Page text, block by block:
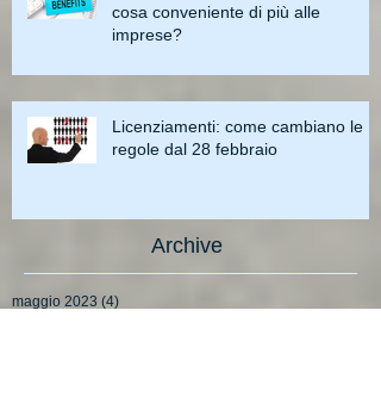
cosa conveniente di più alle
imprese?
Licenziamenti: come cambiano le
regole dal 28 febbraio
Archive
maggio 2023 (4)